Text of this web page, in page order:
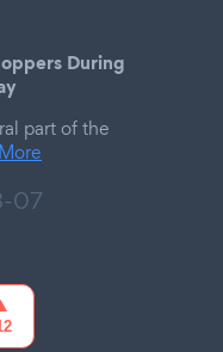
During
part of the
07